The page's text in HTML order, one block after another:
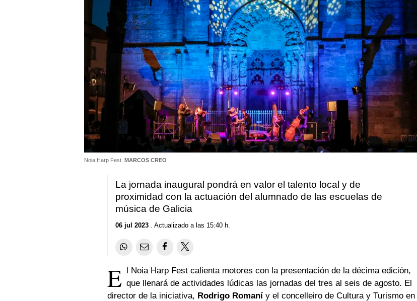
Noia Harp Fest. MARCOS CREO
La jornada inaugural pondrá en valor el talento local y de
proximidad con la actuación del alumnado de las escuelas de
música de Galicia
06 jul 2023 . Actualizado a las 15:40 h.
E l Noia Harp Fest calienta motores con la presentación de la décima edición,
que llenará de actividades lúdicas las jornadas del tres al seis de agosto. El
director de la iniciativa, Rodrigo Romaní y el concelleiro de Cultura y Turismo en